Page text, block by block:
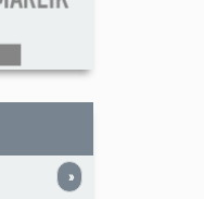
»Sonraki